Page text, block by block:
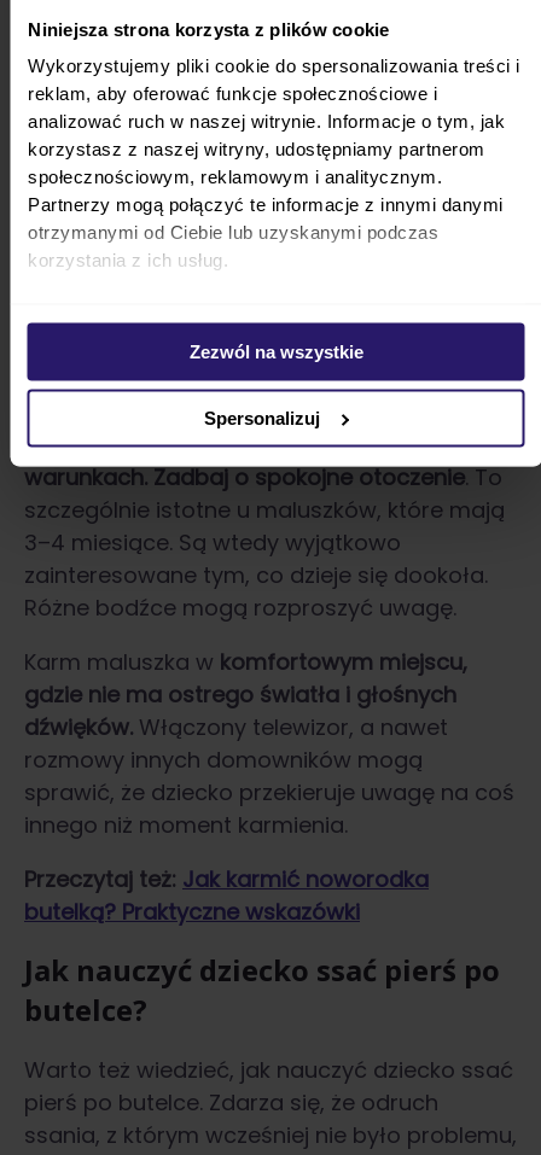
Niniejsza strona korzysta z plików cookie
Wykorzystujemy pliki cookie do spersonalizowania treści i
reklam, aby oferować funkcje społecznościowe i
analizować ruch w naszej witrynie. Informacje o tym, jak
korzystasz z naszej witryny, udostępniamy partnerom
społecznościowym, reklamowym i analitycznym.
Partnerzy mogą połączyć te informacje z innymi danymi
otrzymanymi od Ciebie lub uzyskanymi podczas
korzystania z ich usług.
Zezwól na wszystkie
Spersonalizuj
szybkim wypływem pokarmu, głowa
pociechy powinna znajdować się nad piersią.
Nawet jeśli dziecko nie chce piersi, dostawiaj
powodować u maluszka delikatne
rozdrażnienie, ale nie rezygnuj zbyt szybko.
Ćwiczenia wymagają cierpliwości.
Ważne, żeby karmić dziecko w odpowiednich
warunkach. Zadbaj o spokojne otoczenie. To
szczególnie istotne u maluszków, które mają
3–4 miesiące. Są wtedy wyjątkowo
zainteresowane tym, co dzieje się dookoła.
Różne bodźce mogą rozproszyć uwagę.
Karm maluszka w komfortowym miejscu,
gdzie nie ma ostrego światła i głośnych
dźwięków. Włączony telewizor, a nawet
rozmowy innych domowników mogą
sprawić, że dziecko przekieruje uwagę na coś
innego niż moment karmienia.
Przeczytaj też: Jak karmić noworodka
butelką? Praktyczne wskazówki
Jak nauczyć dziecko ssać pierś po
butelce?
Warto też wiedzieć, jak nauczyć dziecko ssać
pierś po butelce. Zdarza się, że odruch
ssania, z którym wcześniej nie było problemu,